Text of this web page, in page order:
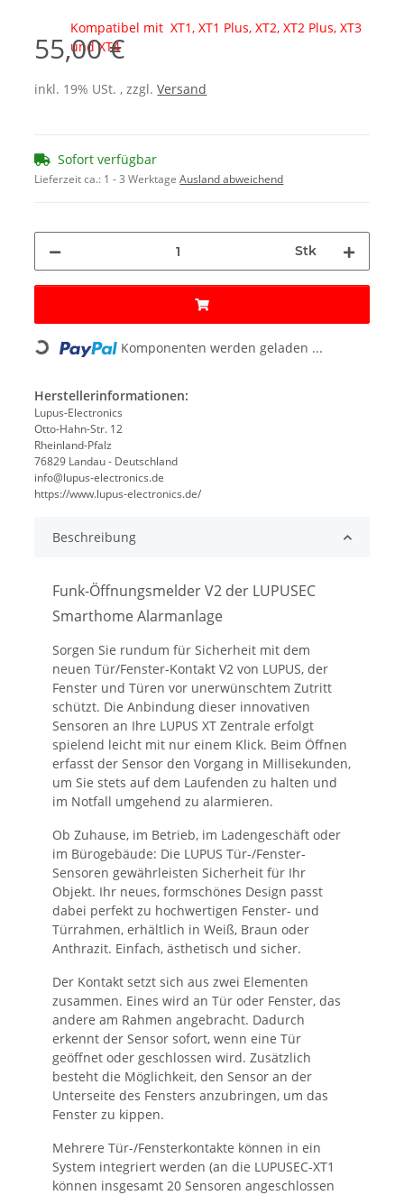
Kompatibel mit XT1, XT1 Plus, XT2, XT2 Plus, XT3
und XT4
55,00 €
inkl. 19% USt. , zzgl.Versand
Sofort verfügbar
Lieferzeit ca.: 1 - 3 WerktageAusland abweichend
Stk
Loading... Komponenten werden geladen ...
Herstellerinformationen:
Lupus-Electronics
Otto-Hahn-Str. 12
Rheinland-Pfalz
76829 Landau - Deutschland
info@lupus-electronics.de
https://www.lupus-electronics.de/
Beschreibung
Funk-Öffnungsmelder V2 der LUPUSEC
Smarthome Alarmanlage
Sorgen Sie rundum für Sicherheit mit dem
neuen Tür/Fenster-Kontakt V2 von LUPUS, der
Fenster und Türen vor unerwünschtem Zutritt
schützt. Die Anbindung dieser innovativen
Sensoren an Ihre LUPUS XT Zentrale erfolgt
spielend leicht mit nur einem Klick. Beim Öffnen
erfasst der Sensor den Vorgang in Millisekunden,
um Sie stets auf dem Laufenden zu halten und
im Notfall umgehend zu alarmieren.
Ob Zuhause, im Betrieb, im Ladengeschäft oder
im Bürogebäude: Die LUPUS Tür-/Fenster-
Sensoren gewährleisten Sicherheit für Ihr
Objekt. Ihr neues, formschönes Design passt
dabei perfekt zu hochwertigen Fenster- und
Türrahmen, erhältlich in Weiß, Braun oder
Anthrazit. Einfach, ästhetisch und sicher.
Der Kontakt setzt sich aus zwei Elementen
zusammen. Eines wird an Tür oder Fenster, das
andere am Rahmen angebracht. Dadurch
erkennt der Sensor sofort, wenn eine Tür
geöffnet oder geschlossen wird. Zusätzlich
besteht die Möglichkeit, den Sensor an der
Unterseite des Fensters anzubringen, um das
Fenster zu kippen.
Mehrere Tür-/Fensterkontakte können in ein
System integriert werden (an die LUPUSEC-XT1
können insgesamt 20 Sensoren angeschlossen